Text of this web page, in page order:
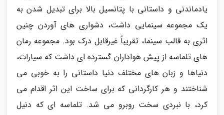
یادماندنی و داستانی با پتانسیل بالا برای تبدیل شدن به
یک مجموعه سینمایی داشت، دشواری های آوردن چنین
اثری به قالب سینما، تقریباً غیرقابل درک بود. مجموعه رمان
های تلماسه از پیش هواداران گسترده ای داشت که سیارات،
دنیاها و زبان های مختلف دنیا داستانی را به خوبی می
شناختند و هر کارگردانی که برای ساخت این اثر اقدام می
کرد، با نبردی سخت روبرو می شد. تلماسه ای که دنیل